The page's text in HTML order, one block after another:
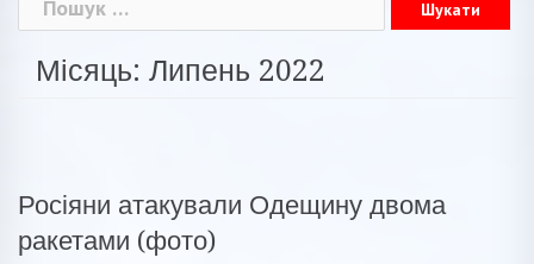
Місяць: Липень 2022
Росіяни атакували Одещину двома
ракетами (фото)